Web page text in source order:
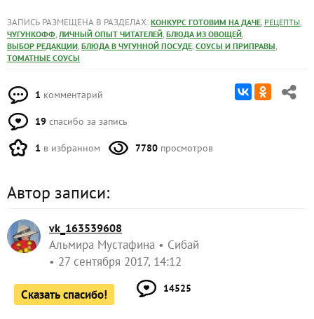
ЗАПИСЬ РАЗМЕЩЕНА В РАЗДЕЛАХ: КОНКУРС ГОТОВИМ НА ДАЧЕ, РЕЦЕПТЫ,
ЧУГУНКОФФ, ЛИЧНЫЙ ОПЫТ ЧИТАТЕЛЕЙ, БЛЮДА ИЗ ОВОЩЕЙ,
ВЫБОР РЕДАКЦИИ, БЛЮДА В ЧУГУННОЙ ПОСУДЕ, СОУСЫ И ПРИПРАВЫ,
ТОМАТНЫЕ СОУСЫ
1 комментарий
19 спасибо за запись
1 в избранном 7780 просмотров
Автор записи:
vk_163539608
Альмира Мустафина
Сибай
27 сентября 2017, 14:12
Сказать спасибо! 14525